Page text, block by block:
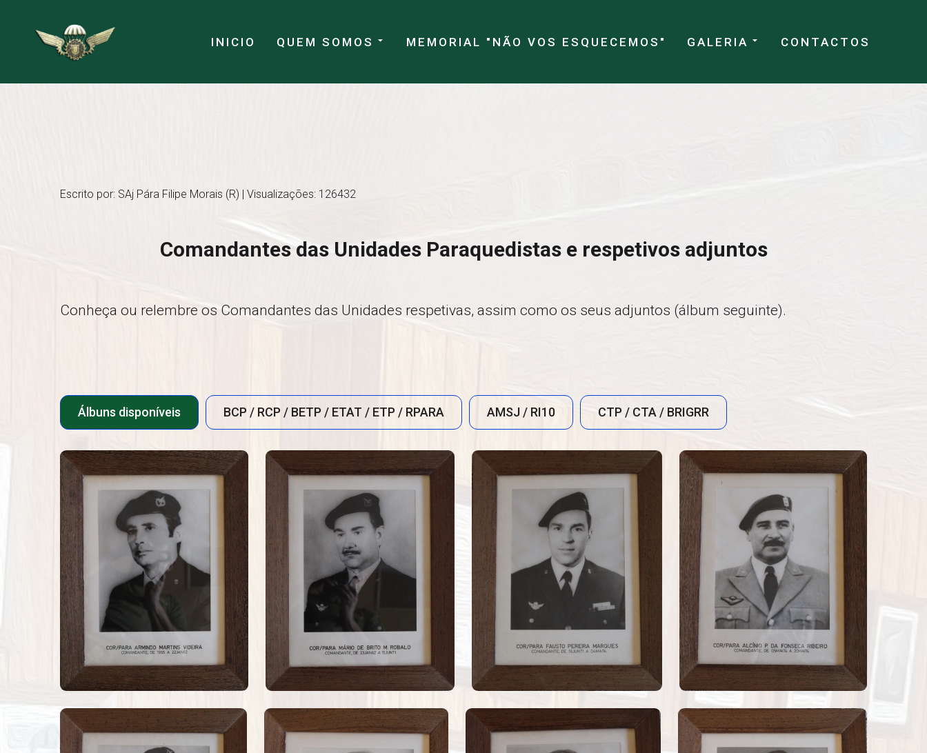
INICIO QUEM SOMOS MEMORIAL "NÃO VOS ESQUECEMOS" GALERIA CONTACTOS
Escrito por: SAj Pára Filipe Morais (R) | Visualizações: 126432
Comandantes das Unidades Paraquedistas e respetivos adjuntos
Conheça ou relembre os Comandantes das Unidades respetivas, assim como os seus adjuntos (álbum seguinte).
Álbuns disponíveis BCP / RCP / BETP / ETAT / ETP / RPARA AMSJ / RI10 CTP / CTA / BRIGRR